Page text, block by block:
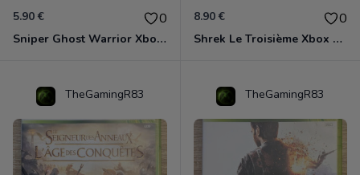
5.90 € 0
Sniper Ghost Warrior Xbox 360
8.90 € 0
Shrek Le Troisième Xbox 360
TheGamingR83 TheGamingR83